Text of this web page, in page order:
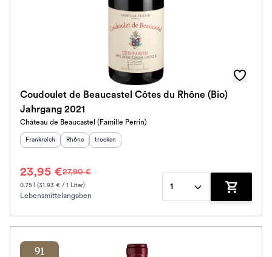
Coudoulet de Beaucastel Côtes du Rhône (Bio)
Jahrgang 2021
Château de Beaucastel (Famille Perrin)
Herkunftsland
Frankreich Herkunftsregion:
Rhône Geschmack
trocken
23,95 €27,90 €
0.75 l (31.93 € / 1 Liter)
Lebensmittelangaben
1
Zum
91